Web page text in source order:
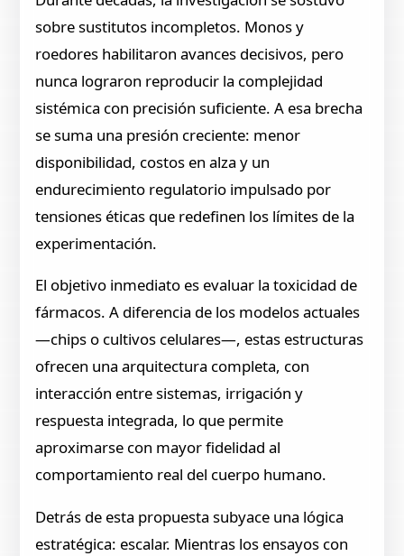
sobre sustitutos incompletos. Monos y
roedores habilitaron avances decisivos, pero
nunca lograron reproducir la complejidad
sistémica con precisión suficiente. A esa brecha
se suma una presión creciente: menor
disponibilidad, costos en alza y un
endurecimiento regulatorio impulsado por
tensiones éticas que redefinen los límites de la
experimentación.
El objetivo inmediato es evaluar la toxicidad de
fármacos. A diferencia de los modelos actuales
—chips o cultivos celulares—, estas estructuras
ofrecen una arquitectura completa, con
interacción entre sistemas, irrigación y
respuesta integrada, lo que permite
aproximarse con mayor fidelidad al
comportamiento real del cuerpo humano.
Detrás de esta propuesta subyace una lógica
estratégica: escalar. Mientras los ensayos con